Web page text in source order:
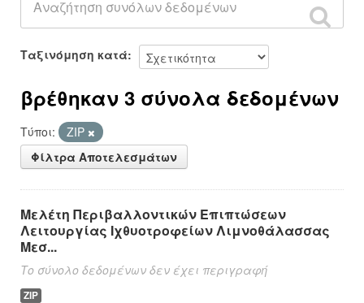
Ταξινόμηση κατά
βρέθηκαν 3 σύνολα δεδομένων
Τύποι:
ZIP
Φίλτρα Αποτελεσμάτων
Μελέτη Περιβαλλοντικών Επιπτώσεων
Λειτουργίας Ιχθυοτροφείων Λιμνοθάλασσας
Μεσ...
Το σύνολο δεδομένων δεν έχει περιγραφή
ZIP